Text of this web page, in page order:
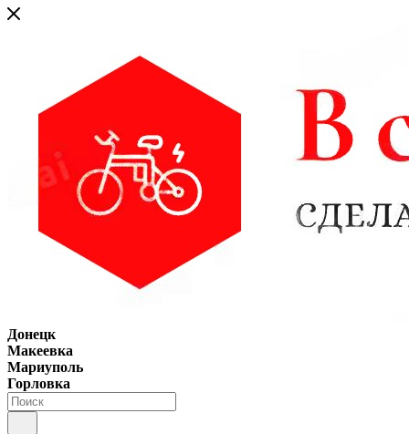
Донецк
Макеевка
Мариуполь
Горловка